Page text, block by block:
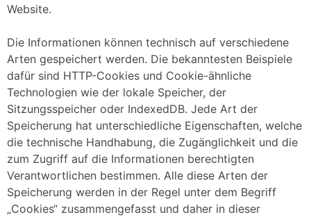
Website.
Die Informationen können technisch auf verschiedene
Arten gespeichert werden. Die bekanntesten Beispiele
dafür sind HTTP-Cookies und Cookie-ähnliche
Technologien wie der lokale Speicher, der
Sitzungsspeicher oder IndexedDB. Jede Art der
Speicherung hat unterschiedliche Eigenschaften, welche
die technische Handhabung, die Zugänglichkeit und die
zum Zugriff auf die Informationen berechtigten
Verantwortlichen bestimmen. Alle diese Arten der
Speicherung werden in der Regel unter dem Begriff
„Cookies“ zusammengefasst und daher in dieser